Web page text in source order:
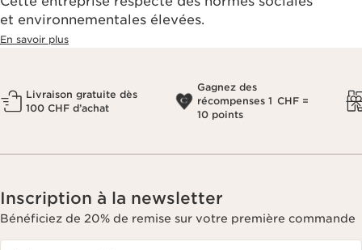
et environnementales élevées.
En savoir plus
Livraison gratuite dès
100 CHF d’achat
Gagnez des
récompenses 1 CHF =
10 points
Inscription à la newsletter
Bénéficiez de 20% de remise sur votre première commande